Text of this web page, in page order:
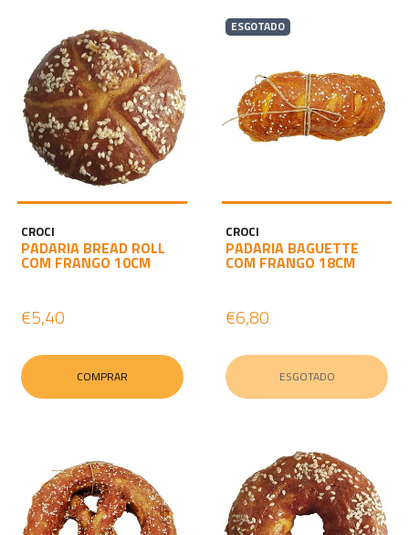
CROCI
PADARIA BREAD ROLL
COM FRANGO 10CM
€5,40
COMPRAR
ESGOTADO
CROCI
PADARIA BAGUETTE
COM FRANGO 18CM
€6,80
ESGOTADO